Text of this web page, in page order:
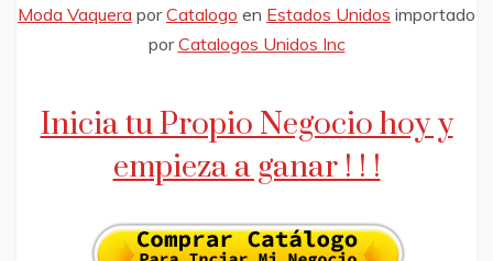
Moda Vaquera porCatalogo en Estados Unidos importado
porCatalogos Unidos Inc
Inicia tu Propio Negocio hoy y
empieza a ganar ! ! !